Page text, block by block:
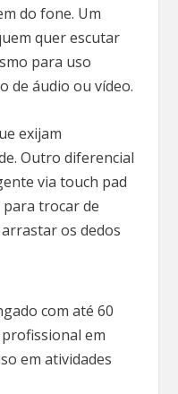
do fone. Um
quer escutar
para uso
de áudio ou vídeo.
exijam
Outro diferencial
via touch pad
para trocar de
os dedos
com até 60
em
em atividades